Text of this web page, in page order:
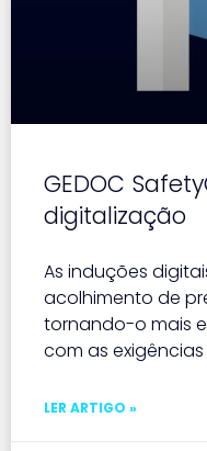
GEDOC
digitalização
As induções
acolhimento de
tornando-o mais
com as exigências
LER ARTIGO »